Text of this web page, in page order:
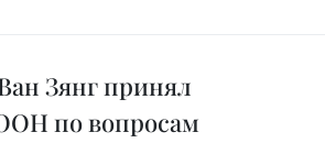
Зянг принял
по вопросам